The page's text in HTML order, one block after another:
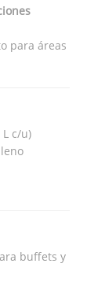
para áreas
c/u)
buffets y